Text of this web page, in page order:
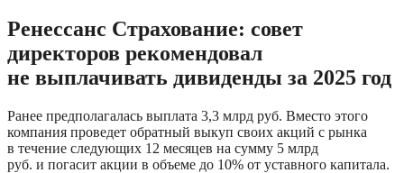
Ренессанс Страхование: совет
директоров рекомендовал
не выплачивать дивиденды за 2025 год
Ранее предполагалась выплата 3,3 млрд руб. Вместо этого
компания проведет обратный выкуп своих акций с рынка
в течение следующих 12 месяцев на сумму 5 млрд
руб. и погасит акции в объеме до 10% от уставного капитала.